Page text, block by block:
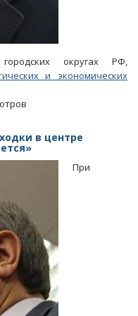
округах РФ,
и экономических
в центре
При